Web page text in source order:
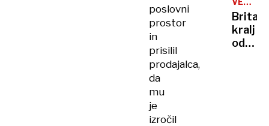
poslovni
prostor
in
prisilil
prodajalca,
da
mu
je
izročil
psica,
Nico
pa
njen
kralj